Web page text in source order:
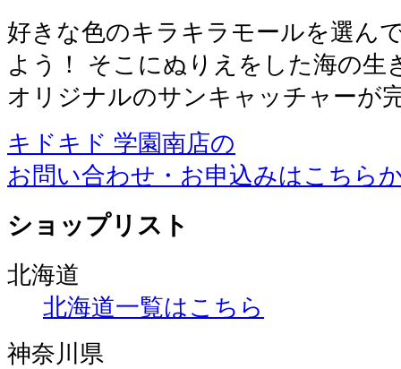
好きな色のキラキラモールを選ん
よう！ そこにぬりえをした海の生
オリジナルのサンキャッチャーが
キドキド 学園南店の
お問い合わせ・お申込みはこちら
ショップリスト
北海道
北海道一覧はこちら
神奈川県